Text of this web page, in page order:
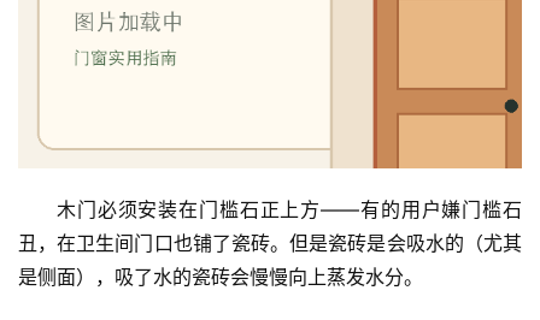
木门必须安装在门槛石正上方——有的用户嫌门槛石
丑，在卫生间门口也铺了瓷砖。但是瓷砖是会吸水的（尤其
是侧面），吸了水的瓷砖会慢慢向上蒸发水分。